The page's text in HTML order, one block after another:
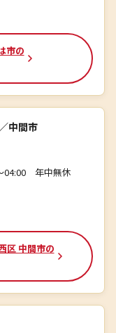
市の
中間市
04:00 年中無休
区 中間市の